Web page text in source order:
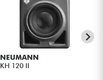
NEUMANN
KH 120 II